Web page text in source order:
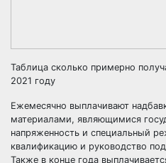
Таблица сколько примерно
2021 году
Ежемесячно выплачивают
материалами, являющимися
напряженность и специальный
квалификацию и руководство
Также в конце года